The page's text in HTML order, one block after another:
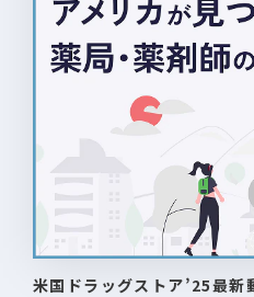
米国ドラッグストア’25最新